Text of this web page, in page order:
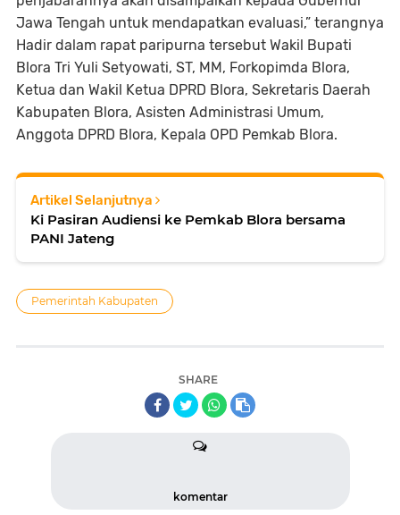
Jawa Tengah untuk mendapatkan evaluasi,” terangnya
Hadir dalam rapat paripurna tersebut Wakil Bupati
Blora Tri Yuli Setyowati, ST, MM, Forkopimda Blora,
Ketua dan Wakil Ketua DPRD Blora, Sekretaris Daerah
Kabupaten Blora, Asisten Administrasi Umum,
Anggota DPRD Blora, Kepala OPD Pemkab Blora.
Artikel Selanjutnya
Ki Pasiran Audiensi ke Pemkab Blora bersama
PANI Jateng
Pemerintah Kabupaten
SHARE
komentar